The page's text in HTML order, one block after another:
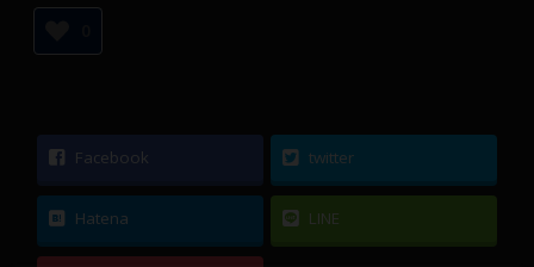
Facebook twitter
Hatena LINE